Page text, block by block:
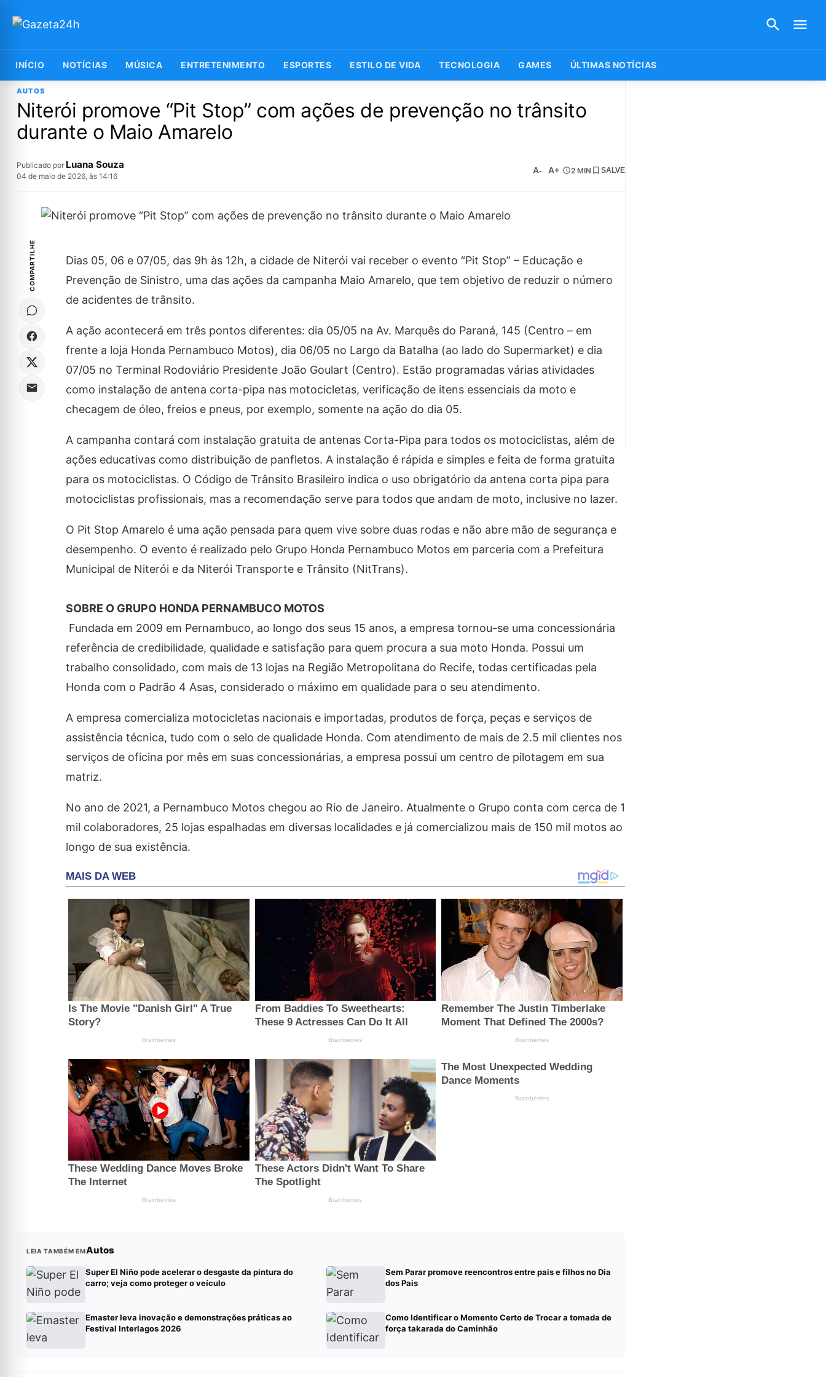
INÍCIO NOTÍCIAS MÚSICA ENTRETENIMENTO ESPORTES ESTILO DE VIDA TECNOLOGIA GAMES ÚLTIMAS NOTÍCIAS
AUTOS
Niterói promove “Pit Stop” com ações de prevenção no trânsito
durante o Maio Amarelo
Publicado por Luana Souza
04 de maio de 2026, às 14:16
A- A+ 2 MIN SALVE
COMPARTILHE
Dias 05, 06 e 07/05, das 9h às 12h, a cidade de Niterói vai receber o evento “Pit Stop” – Educação e
Prevenção de Sinistro, uma das ações da campanha Maio Amarelo, que tem objetivo de reduzir o número
de acidentes de trânsito.
A ação acontecerá em três pontos diferentes: dia 05/05 na Av. Marquês do Paraná, 145 (Centro – em
frente a loja Honda Pernambuco Motos), dia 06/05 no Largo da Batalha (ao lado do Supermarket) e dia
07/05 no Terminal Rodoviário Presidente João Goulart (Centro). Estão programadas várias atividades
como instalação de antena corta-pipa nas motocicletas, verificação de itens essenciais da moto e
checagem de óleo, freios e pneus, por exemplo, somente na ação do dia 05.
A campanha contará com instalação gratuita de antenas Corta-Pipa para todos os motociclistas, além de
ações educativas como distribuição de panfletos. A instalação é rápida e simples e feita de forma gratuita
para os motociclistas. O Código de Trânsito Brasileiro indica o uso obrigatório da antena corta pipa para
motociclistas profissionais, mas a recomendação serve para todos que andam de moto, inclusive no lazer.
O Pit Stop Amarelo é uma ação pensada para quem vive sobre duas rodas e não abre mão de segurança e
desempenho. O evento é realizado pelo Grupo Honda Pernambuco Motos em parceria com a Prefeitura
Municipal de Niterói e da Niterói Transporte e Trânsito (NitTrans).
SOBRE O GRUPO HONDA PERNAMBUCO MOTOS
Fundada em 2009 em Pernambuco, ao longo dos seus 15 anos, a empresa tornou-se uma concessionária
referência de credibilidade, qualidade e satisfação para quem procura a sua moto Honda. Possui um
trabalho consolidado, com mais de 13 lojas na Região Metropolitana do Recife, todas certificadas pela
Honda com o Padrão 4 Asas, considerado o máximo em qualidade para o seu atendimento.
A empresa comercializa motocicletas nacionais e importadas, produtos de força, peças e serviços de
assistência técnica, tudo com o selo de qualidade Honda. Com atendimento de mais de 2.5 mil clientes nos
serviços de oficina por mês em suas concessionárias, a empresa possui um centro de pilotagem em sua
matriz.
No ano de 2021, a Pernambuco Motos chegou ao Rio de Janeiro. Atualmente o Grupo conta com cerca de 1
mil colaboradores, 25 lojas espalhadas em diversas localidades e já comercializou mais de 150 mil motos ao
longo de sua existência.
LEIA TAMBÉM EMAutos
Super El Niño pode acelerar o desgaste da pintura do
carro; veja como proteger o veículo
Sem Parar promove reencontros entre pais e filhos no Dia
dos Pais
Emaster leva inovação e demonstrações práticas ao
Festival Interlagos 2026
Como Identificar o Momento Certo de Trocar a tomada de
força takarada do Caminhão